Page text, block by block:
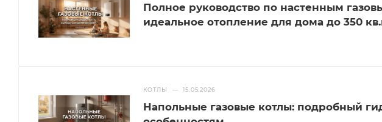
Полное руководство по настенным
идеальное отопление для дома до 350
КОТЛЫ — 15.05.2026
Напольные газовые котлы: подробный